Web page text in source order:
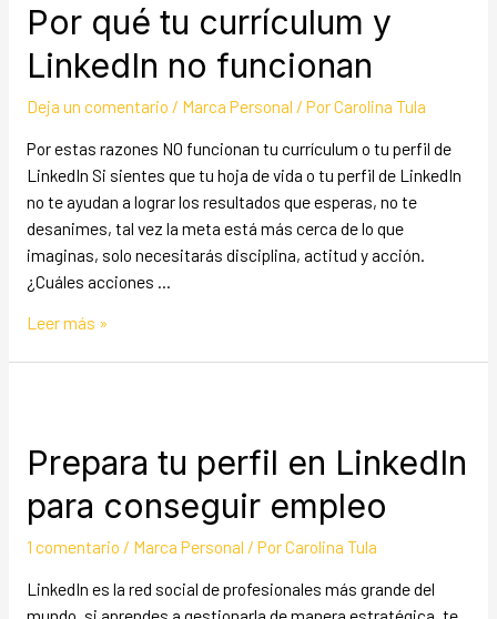
Por qué tu currículum y
LinkedIn no funcionan
Deja un comentario / Marca Personal / PorCarolina Tula
Por estas razones NO funcionan tu currículum o tu perfil de
LinkedIn Si sientes que tu hoja de vida o tu perfil de LinkedIn
no te ayudan a lograr los resultados que esperas, no te
desanimes, tal vez la meta está más cerca de lo que
imaginas, solo necesitarás disciplina, actitud y acción.
¿Cuáles acciones …
Leer más »
Prepara tu perfil en LinkedIn
para conseguir empleo
1 comentario / Marca Personal / PorCarolina Tula
LinkedIn es la red social de profesionales más grande del